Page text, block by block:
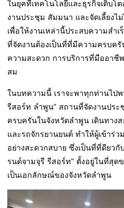
ในยุคที่เทคโนโลยีและธุรกิจเติบโต
งานประชุม สัมมนา และจัดเลี้ยงไม่
เพื่อให้งานเหล่านี้ประสบความสำ
ที่จัดงานต้องเป็นที่ที่มีความครบครั
ความสะดวก การบริการที่มืออาชี
สม
ในบทความนี้ เราจะพาทุกท่านไป
รีสอร์ท ลำพูน” สถานที่จัดงานประ
ครบครันในจังหวัดลำพูน เดินทาง
และรถจักรยานยนต์ ทำให้ผู้เข้าร่ว
อย่างสะดวกสบาย ซึ่งเป็นที่ที่ดียว
รนด์จามจุรี รีสอร์ท” ตั้งอยู่ในที่สุด
เป็นเอกลักษณ์ของจังหวัดลำพูน